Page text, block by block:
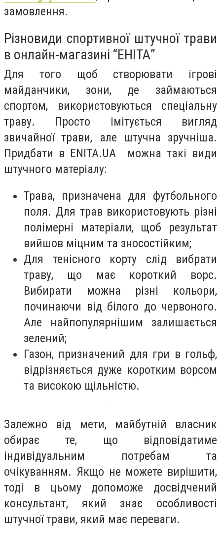
замовлення.
Різновиди спортивної штучної трави
в онлайн-магазині “ЕНІТА”
Для того щоб створювати ігрові
майданчики, зони, де займаються
спортом, використовуються спеціальну
траву. Просто імітується вигляд
звичайної трави, але штучна зручніша.
Придбати в ENITA.UA можна такі види
штучного матеріалу:
Трава, призначена для футбольного
поля. Для трав використовують різні
полімерні матеріали, щоб результат
вийшов міцним та зносостійким;
Для тенісного корту слід вибрати
траву, що має короткий ворс.
Вибирати можна різні кольори,
починаючи від білого до червоного.
Але найпопулярнішим залишається
зелений;
Газон, призначений для гри в гольф,
відрізняється дуже коротким ворсом
та високою щільністю.
Залежно від мети, майбутній власник
обирає те, що відповідатиме
індивідуальним потребам та
очікуванням. Якщо не можете вирішити,
тоді в цьому допоможе досвідчений
консультант, який знає особливості
штучної трави, який має переваги.